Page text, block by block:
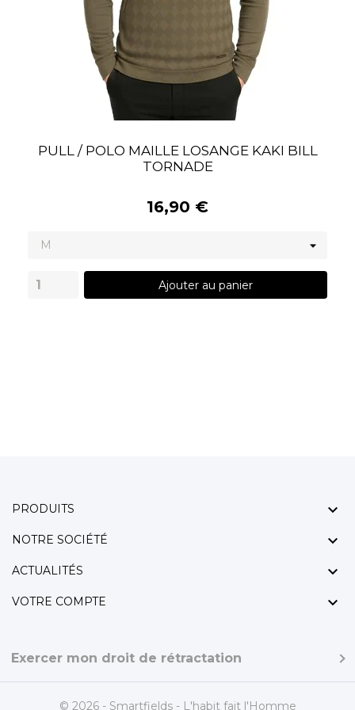
PULL / POLO MAILLE LOSANGE KAKI BILL
TORNADE
16,90 €
Ajouter au panier
PRODUITS 
NOTRE SOCIÉTÉ 
ACTUALITÉS 
VOTRE COMPTE 
Exercer mon droit de rétractation
© 2026 - Smartfields - L'habit fait l'Homme